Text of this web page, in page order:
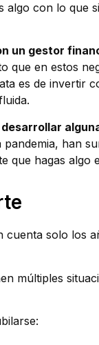
con lo que
un gestor
en estos
es de invertir
han
que hagas
solo los
múltiples